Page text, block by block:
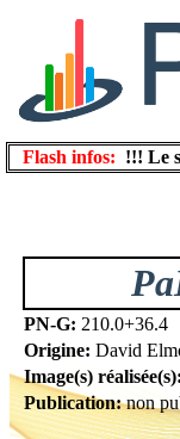
Flash infos: !!! Le
PN-G: 210.0+36.4
Origine: David
Image(s) réalisée(s):
Publication:non